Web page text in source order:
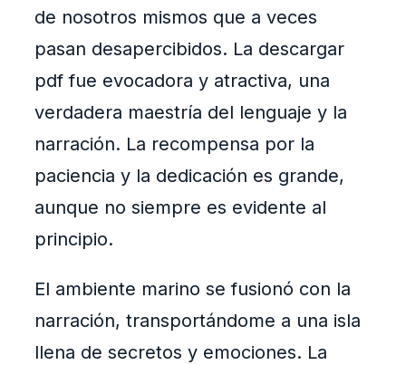
de nosotros mismos que a veces
pasan desapercibidos. La descargar
pdf fue evocadora y atractiva, una
verdadera maestría del lenguaje y la
narración. La recompensa por la
paciencia y la dedicación es grande,
aunque no siempre es evidente al
principio.
El ambiente marino se fusionó con la
narración, transportándome a una isla
llena de secretos y emociones. La